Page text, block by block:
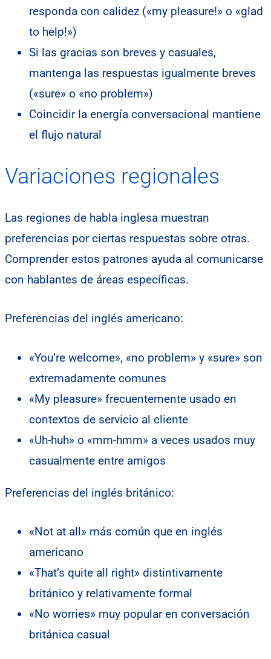
responda con calidez («my pleasure!» o «glad
to help!»)
Si las gracias son breves y casuales,
mantenga las respuestas igualmente breves
(«sure» o «no problem»)
Coincidir la energía conversacional mantiene
el flujo natural
Variaciones regionales
Las regiones de habla inglesa muestran
preferencias por ciertas respuestas sobre otras.
Comprender estos patrones ayuda al comunicarse
con hablantes de áreas específicas.
Preferencias del inglés americano:
«You’re welcome», «no problem» y «sure» son
extremadamente comunes
«My pleasure» frecuentemente usado en
contextos de servicio al cliente
«Uh-huh» o «mm-hmm» a veces usados muy
casualmente entre amigos
Preferencias del inglés británico:
«Not at all» más común que en inglés
americano
«That’s quite all right» distintivamente
británico y relativamente formal
«No worries» muy popular en conversación
británica casual